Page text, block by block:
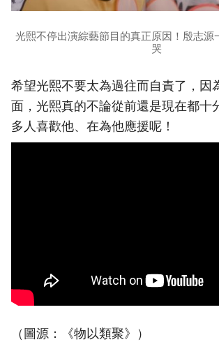
光熙不停出演綜藝節目的真正原因！殷志源
哭
希望光熙不要太為過往而自責了，因
面，光熙真的不論從前還是現在都十
多人喜歡他、在為他應援呢！
（圖源：《物以類聚》）